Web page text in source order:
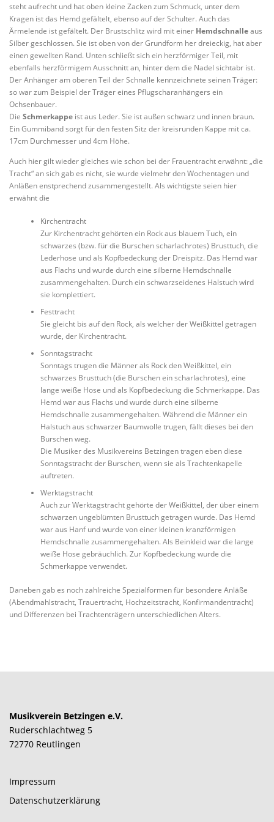
steht aufrecht und hat oben kleine Zacken zum Schmuck, unter dem
Kragen ist das Hemd gefältelt, ebenso auf der Schulter. Auch das
Ärmelende ist gefältelt. Der Brustschlitz wird mit einer Hemdschnalleaus
Silber geschlossen. Sie ist oben von der Grundform her dreieckig, hat aber
einen gewellten Rand. Unten schließt sich ein herzförmiger Teil, mit
ebenfalls herzförmigem Ausschnitt an, hinter dem die Nadel sichtabr ist.
Der Anhänger am oberen Teil der Schnalle kennzeichnete seinen Träger:
so war zum Beispiel der Träger eines Pflugscharanhängers ein
Ochsenbauer.
Die Schmerkappe ist aus Leder. Sie ist außen schwarz und innen braun.
Ein Gummiband sorgt für den festen Sitz der kreisrunden Kappe mit ca.
17cm Durchmesser und 4cm Höhe.
Auch hier gilt wieder gleiches wie schon bei der Frauentracht erwähnt: „die
Tracht“ an sich gab es nicht, sie wurde vielmehr den Wochentagen und
Anläßen enstprechend zusammengestellt. Als wichtigste seien hier
erwähnt die
Kirchentracht
Zur Kirchentracht gehörten ein Rock aus blauem Tuch, ein
schwarzes (bzw. für die Burschen scharlachrotes) Brusttuch, die
Lederhose und als Kopfbedeckung der Dreispitz. Das Hemd war
aus Flachs und wurde durch eine silberne Hemdschnalle
zusammengehalten. Durch ein schwarzseidenes Halstuch wird
sie komplettiert.
Festtracht
Sie gleicht bis auf den Rock, als welcher der Weißkittel getragen
wurde, der Kirchentracht.
Sonntagstracht
Sonntags trugen die Männer als Rock den Weißkittel, ein
schwarzes Brusttuch (die Burschen ein scharlachrotes), eine
lange weiße Hose und als Kopfbedeckung die Schmerkappe. Das
Hemd war aus Flachs und wurde durch eine silberne
Hemdschnalle zusammengehalten. Während die Männer ein
Halstuch aus schwarzer Baumwolle trugen, fällt dieses bei den
Burschen weg.
Die Musiker des Musikvereins Betzingen tragen eben diese
Sonntagstracht der Burschen, wenn sie als Trachtenkapelle
auftreten.
Werktagstracht
Auch zur Werktagstracht gehörte der Weißkittel, der über einem
schwarzen ungeblümten Brusttuch getragen wurde. Das Hemd
war aus Hanf und wurde von einer kleinen kranzförmigen
Hemdschnalle zusammengehalten. Als Beinkleid war die lange
weiße Hose gebräuchlich. Zur Kopfbedeckung wurde die
Schmerkappe verwendet.
Daneben gab es noch zahlreiche Spezialformen für besondere Anläße
(Abendmahlstracht, Trauertracht, Hochzeitstracht, Konfirmandentracht)
und Differenzen bei Trachtenträgern unterschiedlichen Alters.
Musikverein Betzingen e.V.
Ruderschlachtweg 5
72770 Reutlingen
Impressum
Datenschutzerklärung